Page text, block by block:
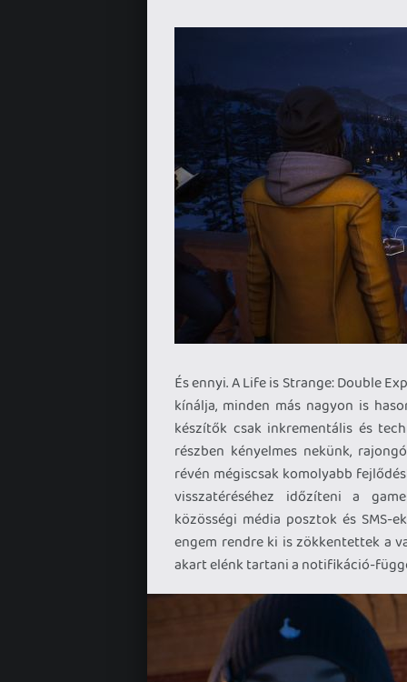
És ennyi. A Life is Strange: Double
kínálja, minden más nagyon is
készítők csak inkrementális és
részben kényelmes nekünk,
révén mégiscsak komolyabb
visszatéréséhez időzíteni a
közösségi média posztok és SMS-
engem rendre ki is zökkentettek a
akart elénk tartani a notifikáció-